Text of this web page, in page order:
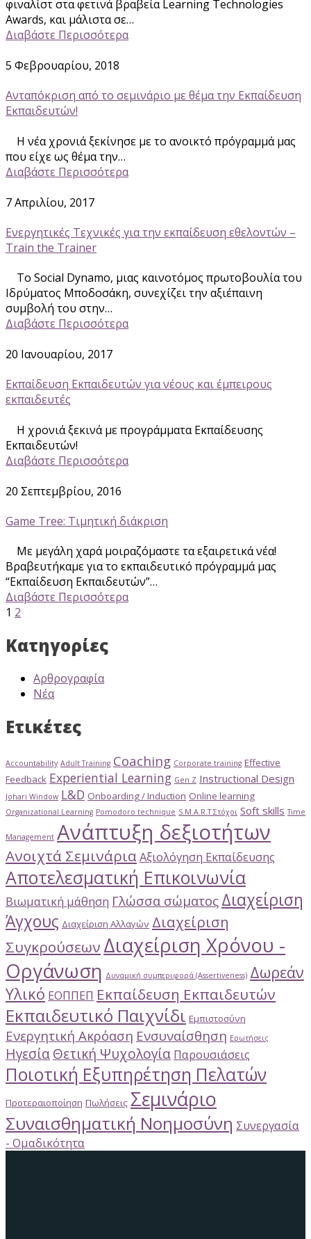
φιναλίστ στα φετινά βραβεία Learning Technologies
Awards, και μάλιστα σε…
Διαβάστε Περισσότερα
5 Φεβρουαρίου, 2018
Ανταπόκριση από το σεμινάριο με θέμα την Εκπαίδευση
Εκπαιδευτών!
Η νέα χρονιά ξεκίνησε με το ανοικτό πρόγραμμά μας
που είχε ως θέμα την…
Διαβάστε Περισσότερα
7 Απριλίου, 2017
Ενεργητικές Τεχνικές για την εκπαίδευση εθελοντών –
Train the Trainer
To Social Dynamo, μιας καινοτόμος πρωτοβουλία του
Ιδρύματος Μποδοσάκη, συνεχίζει την αξιέπαινη
συμβολή του στην…
Διαβάστε Περισσότερα
20 Ιανουαρίου, 2017
Εκπαίδευση Εκπαιδευτών για νέους και έμπειρους
εκπαιδευτές
Η χρονιά ξεκινά με προγράμματα Εκπαίδευσης
Εκπαιδευτών!
Διαβάστε Περισσότερα
20 Σεπτεμβρίου, 2016
Game Tree: Τιμητική διάκριση
Με μεγάλη χαρά μοιραζόμαστε τα εξαιρετικά νέα!
Βραβευτήκαμε για το εκπαιδευτικό πρόγραμμά μας
“Εκπαίδευση Εκπαιδευτών”…
Διαβάστε Περισσότερα
1 2
Κατηγορίες
Αρθρογραφία
Νέα
Ετικέτες
Accountability Adult Training Coaching Corporate training Effective
Feedback Experiential Learning Gen Z Instructional Design
Johari Window L&D Onboarding / Induction Online learning
Organizational Learning Pomodoro technique S.M.A.R.T Στόχοι Soft skills Time
Management Ανάπτυξη δεξιοτήτων
Ανοιχτά ΣεμινάριαΑξιολόγηση Εκπαίδευσης
Αποτελεσματική Επικοινωνία
Βιωματική μάθηση Γλώσσα σώματος Διαχείριση
Άγχους Διαχείριση Αλλαγών Διαχείριση
Συγκρούσεων Διαχείριση Χρόνου -
Οργάνωση Δυναμική συμπεριφορά (Assertiveness) Δωρεάν
Υλικό ΕΟΠΠΕΠ Εκπαίδευση Εκπαιδευτών
Εκπαιδευτικό Παιχνίδι Εμπιστοσύνη
Ενεργητική Ακρόαση Ενσυναίσθηση Ερωτήσεις
ΗγεσίαΘετική Ψυχολογία Παρουσιάσεις
Ποιοτική Εξυπηρέτηση Πελατών
Προτεραιοποίηση Πωλήσεις Σεμινάριο
Συναισθηματική Νοημοσύνη Συνεργασία
- Ομαδικότητα